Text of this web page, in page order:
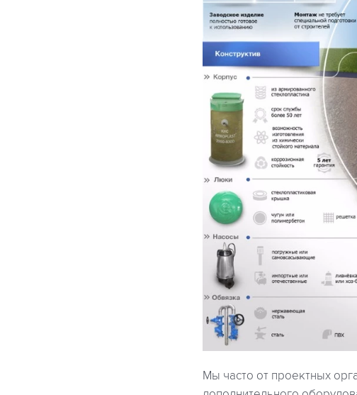
Мы часто от проектных